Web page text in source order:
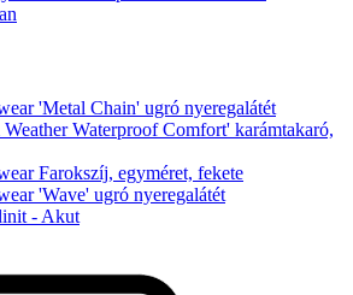
'Metal Chain' ugró nyeregalátét
Waterproof Comfort' karámtakaró,
Farokszíj, egyméret, fekete
'Wave' ugró nyeregalátét
- Akut